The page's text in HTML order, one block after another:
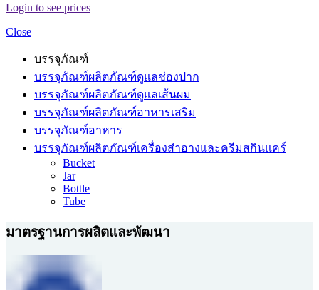
Login to see prices
Close
บรรจุภัณฑ์
บรรจุภัณฑ์ผลิตภัณฑ์ดูแลช่องปาก
บรรจุภัณฑ์ผลิตภัณฑ์ดูแลเส้นผม
บรรจุภัณฑ์ผลิตภัณฑ์อาหารเสริม
บรรจุภัณฑ์อาหาร
บรรจุภัณฑ์ผลิตภัณฑ์เครื่องสำอางและครีมสกินแคร์
Bucket
Jar
Bottle
Tube
มาตรฐานการผลิตและพัฒนา